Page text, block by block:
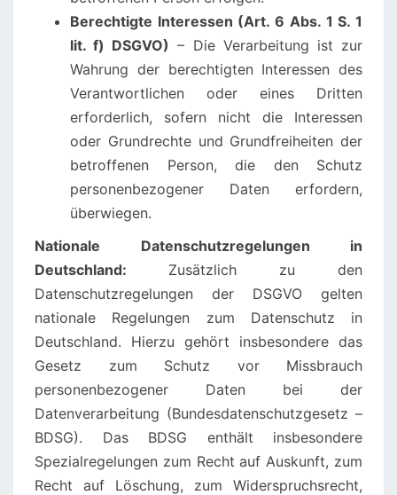
Berechtigte Interessen (Art. 6 Abs. 1 S. 1
lit. f) DSGVO) – Die Verarbeitung ist zur
Wahrung der berechtigten Interessen des
Verantwortlichen oder eines Dritten
erforderlich, sofern nicht die Interessen
oder Grundrechte und Grundfreiheiten der
betroffenen Person, die den Schutz
personenbezogener Daten erfordern,
überwiegen.
Nationale Datenschutzregelungen in
Deutschland: Zusätzlich zu den
Datenschutzregelungen der DSGVO gelten
nationale Regelungen zum Datenschutz in
Deutschland. Hierzu gehört insbesondere das
Gesetz zum Schutz vor Missbrauch
personenbezogener Daten bei der
Datenverarbeitung (Bundesdatenschutzgesetz –
BDSG). Das BDSG enthält insbesondere
Spezialregelungen zum Recht auf Auskunft, zum
Recht auf Löschung, zum Widerspruchsrecht,